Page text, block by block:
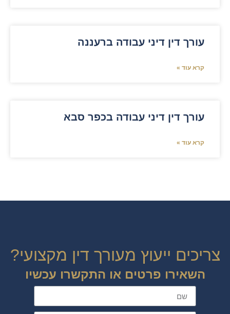
עורך דין דיני עבודה ברעננה
קרא עוד »
עורך דין דיני עבודה בכפר סבא
קרא עוד »
צריכים ייעוץ מעורך דין מקצועי?
השאירו פרטים או התקשרו עכשיו